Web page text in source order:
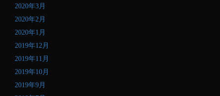
2020年3月
2020年2月
2020年1月
2019年12月
2019年11月
2019年10月
2019年9月